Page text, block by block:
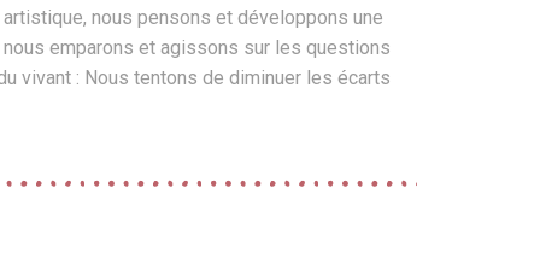
nous pensons et développons une
emparons et agissons sur les questions
vivant : Nous tentons de diminuer les écarts